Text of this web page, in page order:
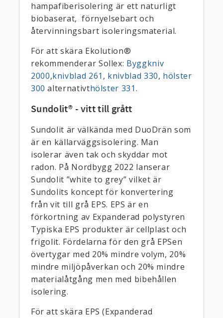
hampafiberisolering är ett naturligt
biobaserat, förnyelsebart och
återvinningsbart isoleringsmaterial.
För att skära Ekolution®
rekommenderar Sollex: Byggkniv
2000,knivblad 261 , knivblad 330, hölster
300 alternativthölster 331.
Sundolit® - vitt till grått
Sundolit är välkända med DuoDrän som
är en källarväggsisolering. Man
isolerar även tak och skyddar mot
radon. På Nordbygg 2022 lanserar
Sundolit ”white to grey” vilket är
Sundolits koncept för konvertering
från vit till grå EPS. EPS är en
förkortning av Expanderad polystyren
Typiska EPS produkter är cellplast och
frigolit. Fördelarna för den grå EPSen
övertygar med 20% mindre volym, 20%
mindre miljöpåverkan och 20% mindre
materialåtgång men med bibehållen
isolering.
För att skära EPS (Expanderad